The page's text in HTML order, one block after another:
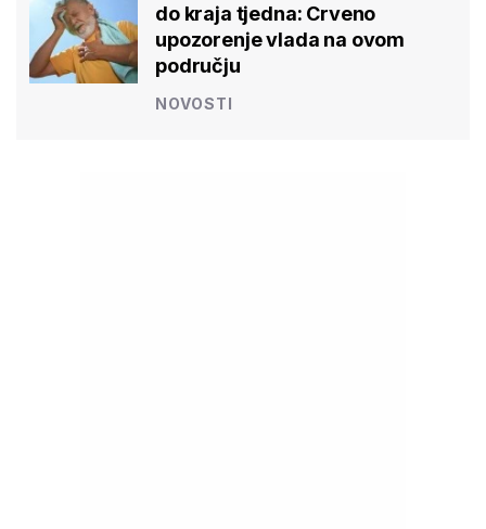
do kraja tjedna: Crveno
upozorenje vlada na ovom
području
NOVOSTI